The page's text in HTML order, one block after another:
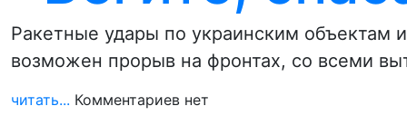
Ракетные удары по украинским объектам
возможен прорыв на фронтах, со всеми
читать... Комментариев нет